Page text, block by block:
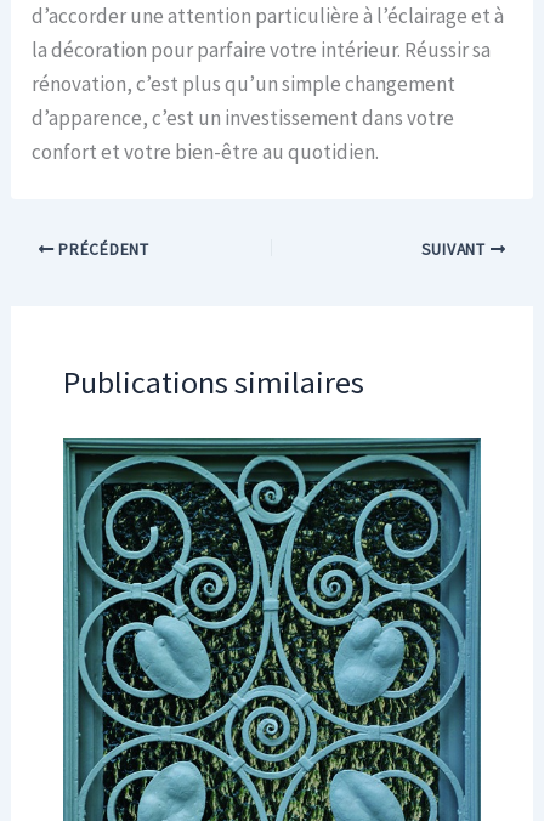
d’accorder une attention particulière à l’éclairage et à
la décoration pour parfaire votre intérieur. Réussir sa
rénovation, c’est plus qu’un simple changement
d’apparence, c’est un investissement dans votre
confort et votre bien-être au quotidien.
PRÉCÉDENT SUIVANT
Publications similaires